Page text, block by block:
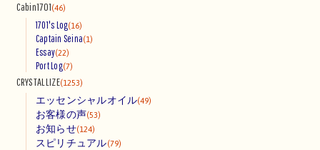
Cabin1701(46)
1701's Log(16)
Captain Seina(1)
Essay(22)
Port Log(7)
CRYSTALLIZE(1253)
エッセンシャルオイル(49)
お客様の声(53)
お知らせ(124)
スピリチュアル(79)